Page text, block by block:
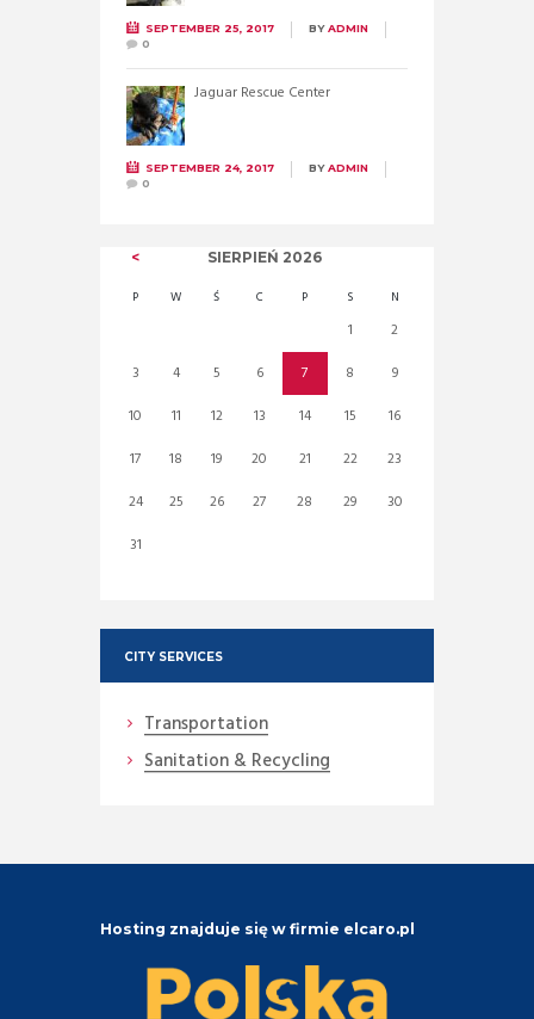
SEPTEMBER 25, 2017 BYADMIN
0
Jaguar Rescue Center
SEPTEMBER 24, 2017 BYADMIN
0
SIERPIEŃ 2026
P W Ś C P S N
1
2
3
4 5 6 7 8
9
10
11 12 13 14 15
16
17
18 19 20 21 22
23
24
25 26 27 28 29
30
31
CITY SERVICES
Transportation
Sanitation & Recycling
Hosting znajduje się w firmie elcaro.pl